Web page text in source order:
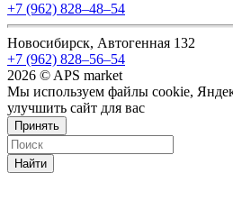
+7 (962) 828‒48‒54
Новосибирск, Автогенная 132
+7 (962) 828‒56‒54
2026 © APS market
Мы используем файлы cookie,
улучшить сайт для вас
Принять
Найти